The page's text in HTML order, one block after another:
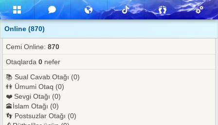
Online (870)
Cemi Online: 870
Otaqlarda 0 nefer
📚 Sual Cavab Otağı (0)
👫 Ümumi Otaq (0)
❤️ Sevgi Otağı (0)
🕋İslam Otağı (0)
👣 Postsuzlar Otağı (0)